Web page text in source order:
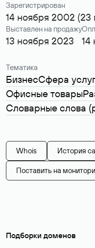
Зарегистрирован
14 ноября 2002 (23
Выставлен на продажу
13 ноября 2023 14
Тематика
БизнесСфера
Офисные товары
Словарные слова
Whois История
Поставить на
Подборки доменов